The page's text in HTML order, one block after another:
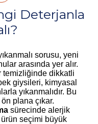
Deterjanla
sorusu, yeni
arasında yer alır.
temizliğinde dikkatli
giysileri, kimyasal
yıkanmalıdır. Bu
plana çıkar.
sürecinde alerjik
seçimi büyük